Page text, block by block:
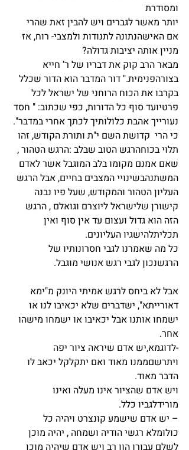
ומסודרת
יותר מאשר לגברים ויש להבין זאת שהרי
אם האישהנתונה לתנודות ולמצבי- רוח, אז
מניין אותה יציבות גדולה?
מבאר הרב קוק את דבריו של ר’ חייא
בצורהפנימית." דור המדבר הוא הדור שכלל
בקרבו את הכוח הרוחני של ישראל לכל
פרטיועד סוף כל הדורות, כפי שכתוב: " חסד
נעורייך אהבת כלולותיך לכתך אחרי במדבר".
כי הרי  קדושת השם י"ת ותורת הקודש, זהו
תלוי בכוחהרגש הטוב שבלב :הרגש הטהור ,
שאם אמנם מקומו בלב המוגבל אשר לאדם
המשתנהבשינויי המצבים בחיים, אבל הרגש
העליון הטהור והמקודש, שעל פיו נבנה
קישורן שלישראל ליוצרם וגואלם , הרגש
הזה הוא גדול ועצום עד אין סוף ואין
תכליתלהישגיו העליונים.
כל מה שאמרנו לגבי חסרונותיו של
הרגשנכון לגבי רגש אנושי מוגבל.
אבל לא ביחס לרגש אמיתי היונק מ"ימא
דאורייתא", ישדברים שלא יכאיבו לנו או
ישמחו אותנו אבל יכאיבו או ישמחו מישהו
אחר.
-לדוגמא,יש אדם שיראה ציור יפה
ויתרשםממנו מאוד ואם יתקלקל יכאב לו
הדבר מאוד.
ויש אדם שהציור אינו מעלה ואינו
מורידלגביו כלל.
– יש אדם שישמע קונצרט ויהיה כל
כולומלא רגשי הודיה ושמחה , יהיה מוכן
לשלם עבורו הון רב ויש אדם שיהיה מוכן